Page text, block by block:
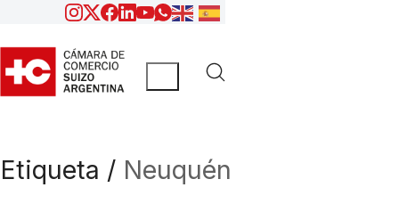
Etiqueta / Neuquén